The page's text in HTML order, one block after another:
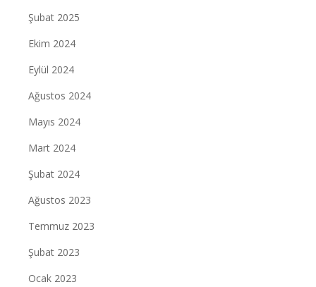
Şubat 2025
Ekim 2024
Eylül 2024
Ağustos 2024
Mayıs 2024
Mart 2024
Şubat 2024
Ağustos 2023
Temmuz 2023
Şubat 2023
Ocak 2023